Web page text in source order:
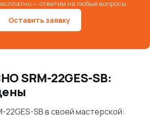
— ответим на любые вопросы
Оставить заявку
SRM-22GES-SB:
22GES-SB в своей мастерской: